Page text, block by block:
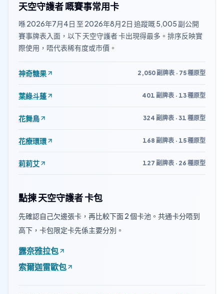
天空守護者 嘅賽事常用卡
喺 2026年7月4日 至 2026年8月2日 追蹤嘅 5,005 副公開
賽事牌表入面，以下 天空守護者 卡出現得最多。排序反映實
際使用，唔代表稀有度或市價。
神奇糖果 2,050 副牌表 · 75 種原型
葉綠斗蓬 401 副牌表 · 13 種原型
花舞鳥 324 副牌表 · 31 種原型
花療環環 168 副牌表 · 15 種原型
莉莉艾 127 副牌表 · 26 種原型
點揀 天空守護者 卡包
先確認自己欠邊張卡，再比較下面 2 個卡池。共通卡分唔到
高下，卡包限定卡先係主要分別。
露奈雅拉包
索爾迦雷歐包